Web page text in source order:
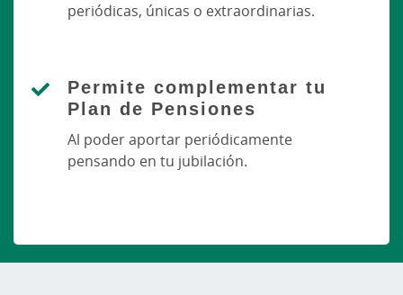
periódicas, únicas o extraordinarias.
Permite complementar tu
Plan de Pensiones
Al poder aportar periódicamente
pensando en tu jubilación.